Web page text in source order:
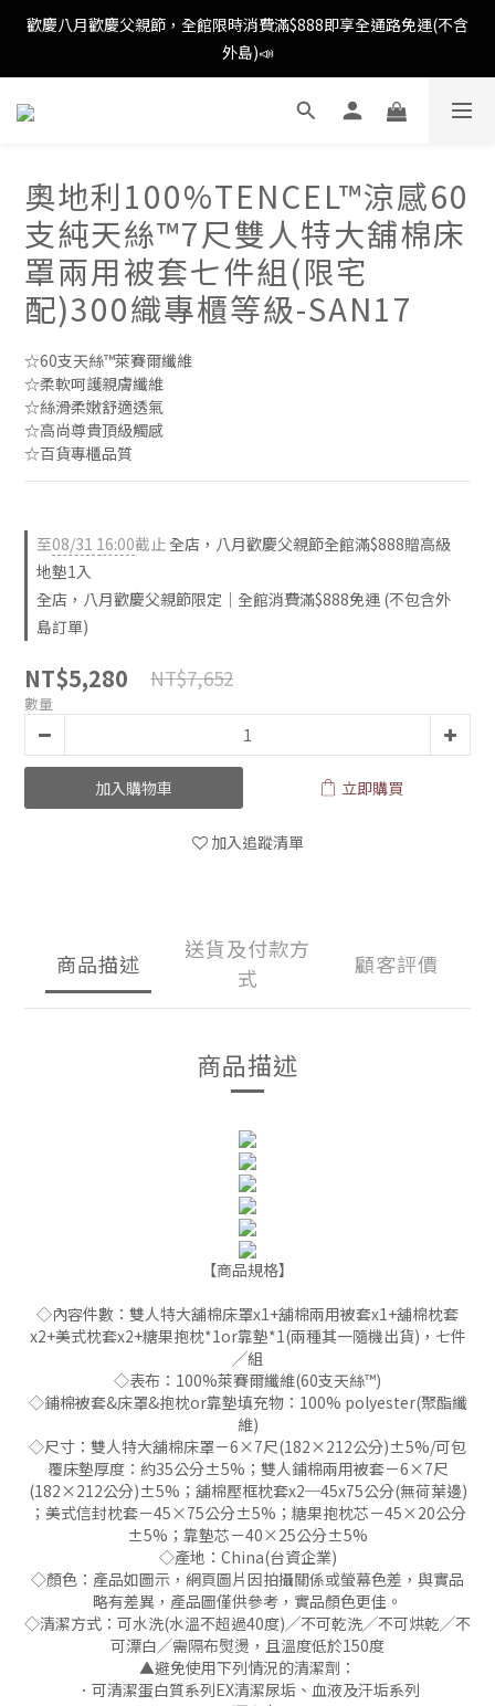
歡慶八月歡慶父親節，全館限時消費滿$888即享全通路免運(不含
外島)📣
歡慶八月歡慶父親節，全館限時消費滿$888即享全通路免運(不含
外島)📣
歡慶八月歡慶父親節，新加入會員即可得購物金$88📣
消費滿額即可成為VIP📣
歡慶八月歡慶父親節，全館限時消費滿$888即享全通路免運(不含
外島)📣
奧地利100%TENCEL™涼感60
支純天絲™7尺雙人特大舖棉床
罩兩用被套七件組(限宅
配)300織專櫃等級-SAN17
☆60支天絲™萊賽爾纖維
☆柔軟呵護親膚纖維
☆絲滑柔嫩舒適透氣
☆高尚尊貴頂級觸感
☆百貨專櫃品質
至08/31 16:00截止 全店，八月歡慶父親節全館滿$888贈高級
地墊1入
全店，八月歡慶父親節限定｜全館消費滿$888免運 (不包含外
島訂單)
NT$5,280 NT$7,652
數量
加入購物車 立即購買
加入追蹤清單
商品描述
送貨及付款方
式
顧客評價
商品描述
【商品規格】
◇內容件數：雙人特大舖棉床罩x1+舖棉兩用被套x1+舖棉枕套
x2+美式枕套x2+糖果抱枕*1or靠墊*1(兩種其一隨機出貨)，七件
╱組
◇表布：100%萊賽爾纖維(60支天絲™)
◇鋪棉被套&床罩&抱枕or靠墊填充物：100% polyester(聚酯纖
維)
◇尺寸：雙人特大舖棉床罩－6×7尺(182×212公分)±5%/可包
覆床墊厚度：約35公分±5%；雙人鋪棉兩用被套－6×7尺
(182×212公分)±5%；舖棉壓框枕套x2─45x75公分(無荷葉邊)
；美式信封枕套－45×75公分±5%；糖果抱枕芯－45×20公分
±5%；靠墊芯－40×25公分±5%
◇產地：China(台資企業)
◇顏色：產品如圖示，網頁圖片因拍攝關係或螢幕色差，與實品
略有差異，產品圖僅供參考，實品顏色更佳。
◇清潔方式：可水洗(水溫不超過40度)╱不可乾洗╱不可烘乾╱不
可漂白╱需隔布熨燙，且溫度低於150度
▲避免使用下列情況的清潔劑：
．可清潔蛋白質系列EX清潔尿垢、血液及汗垢系列